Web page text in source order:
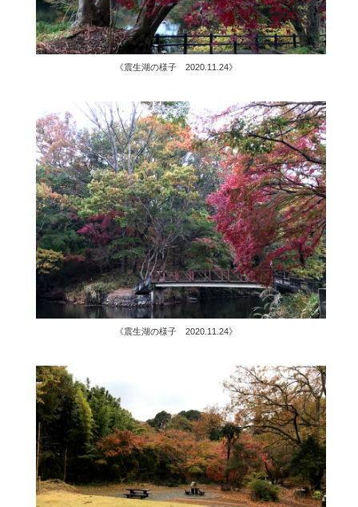
《震生湖の様子 2020.11.24》
《震生湖の様子 2020.11.24》